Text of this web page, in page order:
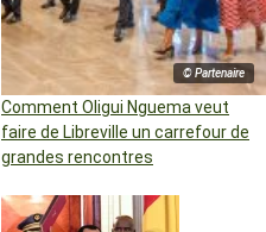
© Partenaire
Comment Oligui Nguema veut
faire de Libreville un carrefour de
grandes rencontres